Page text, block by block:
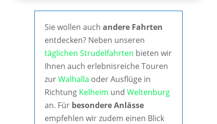
Sie wollen auch andere Fahrten
entdecken? Neben unseren
täglichen Strudelfahrten bieten wir
Ihnen auch erlebnisreiche Touren
zurWalhalla oder Ausflüge in
Richtung Kelheim und Weltenburg
an. Für besondere Anlässe
empfehlen wir zudem einen Blick